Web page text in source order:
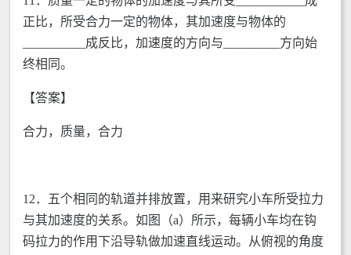
正比，所受合力一定的物体，其加速度与物体的
__________成反比，加速度的方向与_________方向始
终相同。
【答案】
合力，质量，合力
12．五个相同的轨道并排放置，用来研究小车所受拉力
与其加速度的关系。如图（a）所示，每辆小车均在钩
码拉力的作用下沿导轨做加速直线运动。从俯视的角度